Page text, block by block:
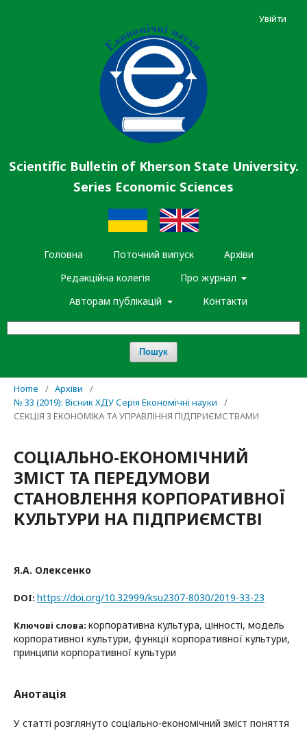
Scientific Bulletin of Kherson State University.
Series Economic Sciences
Головна Поточний випуск
Архіви
Редакційна колегія
Про журнал
Авторам публікацій
Контакти
Пошук
Увійти
Home / Архіви
/
№ 33 (2019): Вісник ХДУ Серія Економічні науки
/
СЕКЦІЯ 3 ЕКОНОМІКА ТА УПРАВЛІННЯ ПІДПРИЄМСТВАМИ
СОЦІАЛЬНО-ЕКОНОМІЧНИЙ
ЗМІСТ ТА ПЕРЕДУМОВИ
СТАНОВЛЕННЯ КОРПОРАТИВНОЇ
КУЛЬТУРИ НА ПІДПРИЄМСТВІ
Я.А. Олексенко
DOI: https://doi.org/10.32999/ksu2307-8030/2019-33-23
Ключові слова: корпоративна культура, цінності, модель
корпоративної культури, функції корпоративної культури,
принципи корпоративної культури
Анотація
У статті розглянуто соціально-економічний зміст поняття